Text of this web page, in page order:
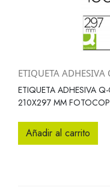
ETIQUETA ADHESIVA
ETIQUETA ADHESIVA
210X297 MM
Añadir al carrito